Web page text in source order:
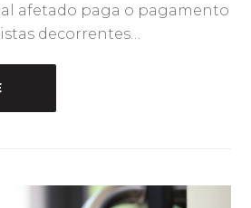
afetado paga o pagamento
decorrentes…